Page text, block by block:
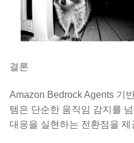
결론
Amazon Bedrock Agents 기
템은 단순한 움직임 감지를
대응을 실현하는 전환점을 제